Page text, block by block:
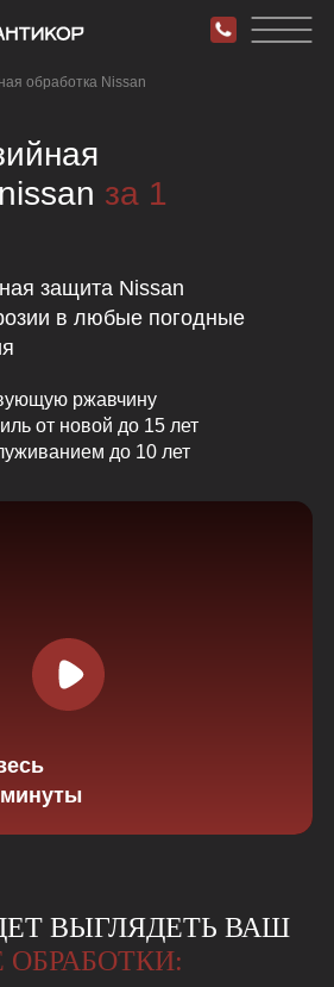
обработка Nissan
защита Nissan
в любые погодные
ржавчину
от новой до 15 лет
до 10 лет
за 1
минуты
ВЫГЛЯДЕТЬ ВАШ
ОБРАБОТКИ: